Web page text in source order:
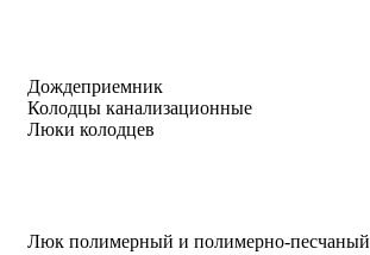
Дождеприемник
Колодцы канализационные
Люки колодцев
Люк полимерный и полимерно-песчаный